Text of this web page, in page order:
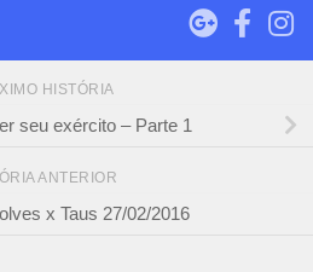
HISTÓRIA
seu exército – Parte 1
ANTERIOR
x Taus 27/02/2016